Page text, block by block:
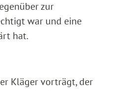
zur
war und eine
hat.
Kläger vorträgt, der